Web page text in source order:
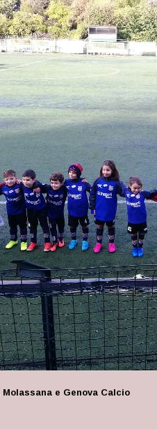
e Genova Calcio